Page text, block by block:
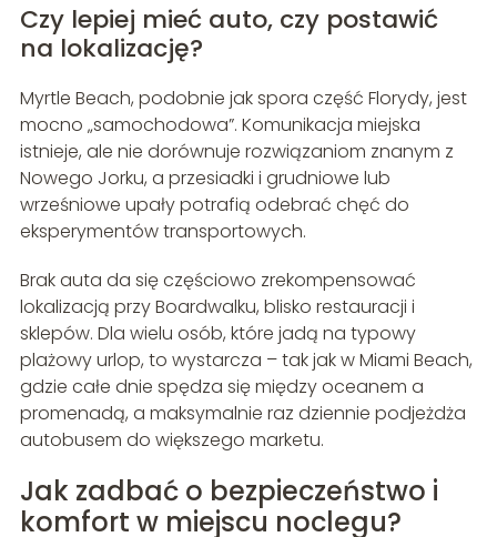
Czy lepiej mieć auto, czy postawić
na lokalizację?
Myrtle Beach, podobnie jak spora część Florydy, jest
mocno „samochodowa”. Komunikacja miejska
istnieje, ale nie dorównuje rozwiązaniom znanym z
Nowego Jorku, a przesiadki i grudniowe lub
wrześniowe upały potrafią odebrać chęć do
eksperymentów transportowych.
Brak auta da się częściowo zrekompensować
lokalizacją przy Boardwalku, blisko restauracji i
sklepów. Dla wielu osób, które jadą na typowy
plażowy urlop, to wystarcza – tak jak w Miami Beach,
gdzie całe dnie spędza się między oceanem a
promenadą, a maksymalnie raz dziennie podjeżdża
autobusem do większego marketu.
Jak zadbać o bezpieczeństwo i
komfort w miejscu noclegu?